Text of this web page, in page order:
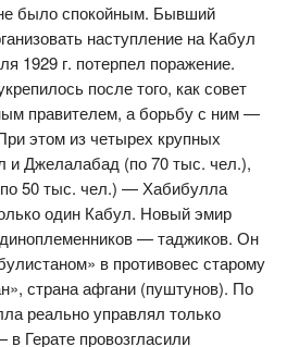
было спокойным. Бывший
наступление на Кабул
1929 г. потерпел поражение.
после того, как совет
правителем, а борьбу с ним —
этом из четырех крупных
и Джелалабад (по 70 тыс. чел.),
50 тыс. чел.) — Хабибулла
один Кабул. Новый эмир
— таджиков. Он
в противовес старому
страна афгани (пуштунов). По
реально управлял только
Герате провозгласили